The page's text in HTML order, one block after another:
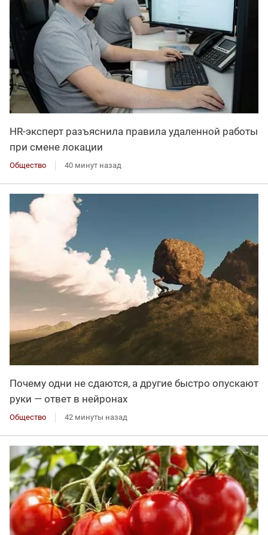
HR-эксперт разъяснила правила удаленной работы
при смене локации
Общество 40 минут назад
Почему одни не сдаются, а другие быстро опускают
руки — ответ в нейронах
Общество 42 минуты назад